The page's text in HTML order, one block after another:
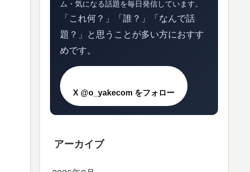
ム・気になる話題を毎日発信しています。
「これ何？」「誰？」「なんで話
題？」と思うことが多い方におすす
めです。
X @o_yakecom をフォロー
アーカイブ